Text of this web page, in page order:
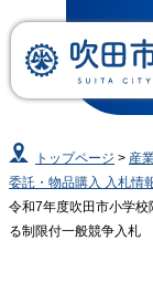
トップページ > 産
委託・物品購入 入札情
令和7年度吹田市小学
る制限付一般競争入札